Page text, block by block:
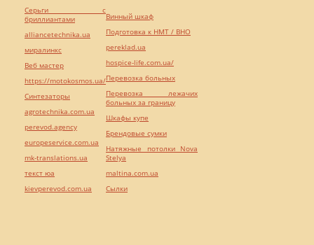
Серьги с
бриллиантами
alliancetechnika.ua
миралинкс
Веб мастер
https://motokosmos.ua/
Синтезаторы
agrotechnika.com.ua
perevod.agency
europeservice.com.ua
mk-translations.ua
текст юа
kievperevod.com.ua
Винный шкаф
Подготовка к НМТ / ВНО
pereklad.ua
hospice-life.com.ua/
Перевозка больных
Перевозка лежачих
больных за границу
Шкафы купе
Брендовые сумки
Натяжные потолки Nova
Stelya
maltina.com.ua
Cылки